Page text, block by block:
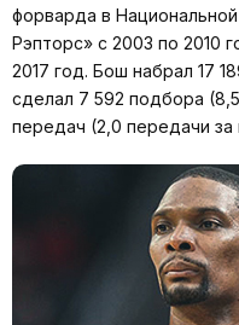
форварда в
Рэпторс» с 2003 по 2010
2017 год. Бош набрал 17
сделал 7 592 подбора
передач (2,0 передачи за